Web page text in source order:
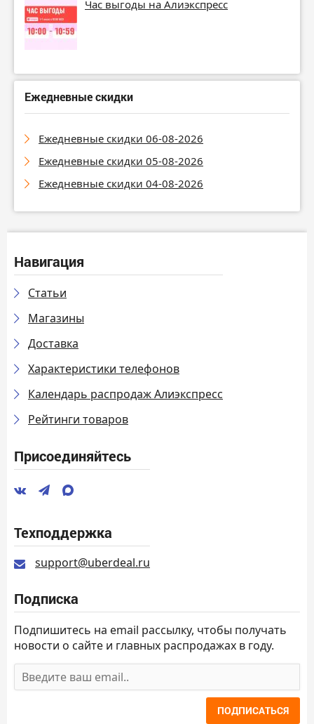
Час выгоды на Алиэкспресс
Ежедневные скидки
Ежедневные скидки 06-08-2026
Ежедневные скидки 05-08-2026
Ежедневные скидки 04-08-2026
Навигация
Статьи
Магазины
Доставка
Характеристики телефонов
Календарь распродаж Алиэкспресс
Рейтинги товаров
Присоединяйтесь
Техподдержка
support@uberdeal.ru
Подписка
Подпишитесь на email рассылку, чтобы получать
новости о сайте и главных распродажах в году.
ПОДПИСАТЬСЯ